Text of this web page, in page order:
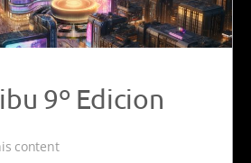
9º Edicion
content